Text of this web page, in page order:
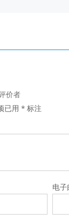
价者
已用 * 标注
电